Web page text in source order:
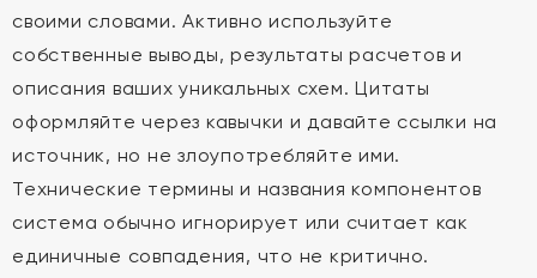
своими словами. Активно используйте
собственные выводы, результаты расчетов и
описания ваших уникальных схем. Цитаты
оформляйте через кавычки и давайте ссылки на
источник, но не злоупотребляйте ими.
Технические термины и названия компонентов
система обычно игнорирует или считает как
единичные совпадения, что не критично.